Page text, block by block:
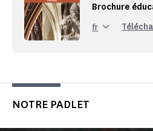
Brochure
fr
NOTRE PADLET